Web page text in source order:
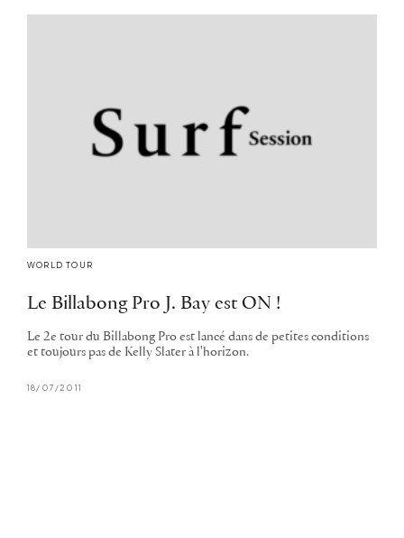
WORLD TOUR
Le Billabong Pro J. Bay est ON !
Le 2e tour du Billabong Pro est lancé dans de petites conditions
et toujours pas de Kelly Slater à l'horizon.
18/07/2011